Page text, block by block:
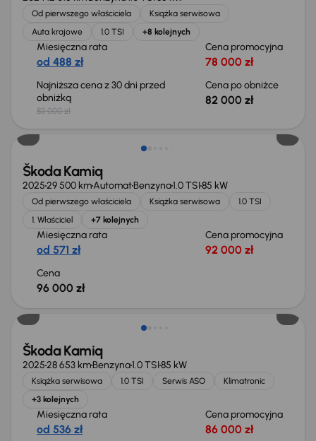
Od pierwszego właściciela
Książka serwisowa
Auta krajowe
1.0 TSI +8 kolejnych
Miesięczna rata
od 488 zł
Cena promocyjna
78 000 zł
Najniższa cena z 30 dni przed
obniżką
83 000 zł
Cena po obniżce
82 000 zł
Od nowego taniej o 17 100 zł
Škoda Kamiq
202529 500 kmAutomatBenzyna1.0 TSI85 kW
Od pierwszego właściciela Książka serwisowa
1.0 TSI
1. Właściciel
+7 kolejnych
Miesięczna rata
od 571 zł
Cena promocyjna
92 000 zł
Cena
96 000 zł
Od nowego taniej o 19 900 zł
Škoda Kamiq
202528 653 kmBenzyna1.0 TSI85 kW
Książka serwisowa 1.0 TSI Serwis ASO
Klimatronic
+3 kolejnych
Miesięczna rata
od 536 zł
Cena promocyjna
86 000 zł